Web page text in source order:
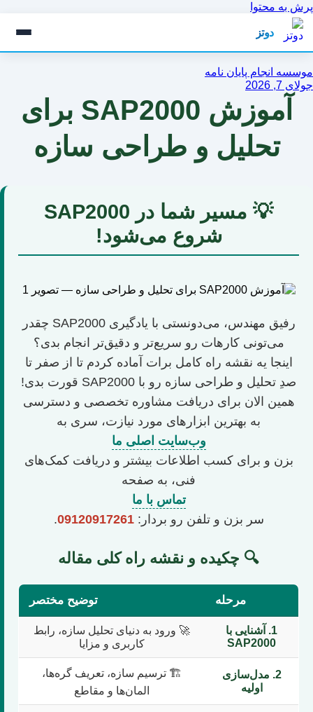
پرش به محتوا
دوتز
موسسه انجام پایان نامه
جولای 7, 2026
آموزش SAP2000 برای
تحلیل و طراحی سازه
💡 مسیر شما در SAP2000
شروع می‌شود!
رفیق مهندس، می‌دونستی با یادگیری SAP2000 چقدر
می‌تونی کارهات رو سریع‌تر و دقیق‌تر انجام بدی؟
اینجا یه نقشه راه کامل برات آماده کردم تا از صفر تا
صدِ تحلیل و طراحی سازه رو با SAP2000 قورت بدی!
همین الان برای دریافت مشاوره تخصصی و دسترسی
به بهترین ابزارهای مورد نیازت، سری به
وب‌سایت اصلی ما
بزن و برای کسب اطلاعات بیشتر و دریافت کمک‌های
فنی، به صفحه
تماس با ما
سر بزن و تلفن رو بردار:09120917261
.
🔍 چکیده و نقشه راه کلی مقاله
مرحله توضیح مختصر
1. آشنایی با
SAP2000
🚀 ورود به دنیای تحلیل سازه، رابط
کاربری و مزایا
2. مدل‌سازی
اولیه
🏗️ ترسیم سازه، تعریف گره‌ها،
المان‌ها و مقاطع